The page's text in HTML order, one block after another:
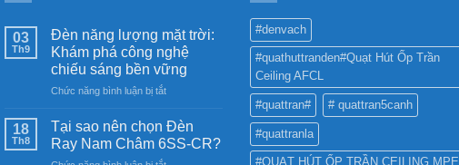
03
Th9
Đèn năng lượng mặt trời:
Khám phá công nghệ
chiếu sáng bền vững
Chức năng bình luận bị tắtở
năng
lượng
mặt
18
Th8
Tại sao nên chọn Đèn
Ray Nam Châm 6SS-CR?
#denvach
#quathuttranden#Quạt Hút Ốp Trần
Ceiling AFCL
#quattran# # quattran5canh
#quattranla
#QUẠT HÚT ỐP TRẦN CEILING MPE